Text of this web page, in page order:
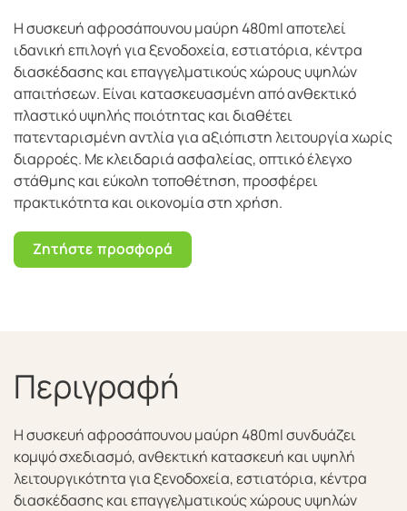
Η συσκευή αφροσάπουνου μαύρη 480ml αποτελεί
ιδανική επιλογή για ξενοδοχεία, εστιατόρια, κέντρα
διασκέδασης και επαγγελματικούς χώρους υψηλών
απαιτήσεων. Είναι κατασκευασμένη από ανθεκτικό
πλαστικό υψηλής ποιότητας και διαθέτει
πατενταρισμένη αντλία για αξιόπιστη λειτουργία χωρίς
διαρροές. Με κλειδαριά ασφαλείας, οπτικό έλεγχο
στάθμης και εύκολη τοποθέτηση, προσφέρει
πρακτικότητα και οικονομία στη χρήση.
Ζητήστε προσφορά
Περιγραφή
Η συσκευή αφροσάπουνου μαύρη 480ml συνδυάζει
κομψό σχεδιασμό, ανθεκτική κατασκευή και υψηλή
λειτουργικότητα για ξενοδοχεία, εστιατόρια, κέντρα
διασκέδασης και επαγγελματικούς χώρους υψηλών